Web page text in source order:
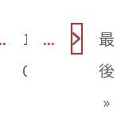
1
0
...
最
後
»